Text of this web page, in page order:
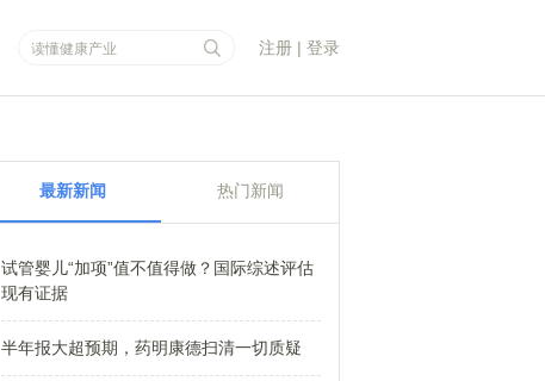
注册 | 登录
最新新闻 热门新闻
试管婴儿“加项”值不值得做？国际综述评估
现有证据
半年报大超预期，药明康德扫清一切质疑